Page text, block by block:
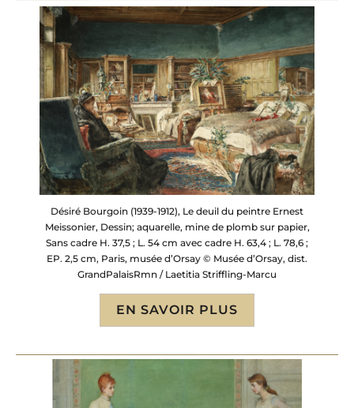
Désiré Bourgoin (1939-1912), Le deuil du peintre Ernest
Meissonier, Dessin; aquarelle, mine de plomb sur papier,
Sans cadre H. 37,5 ; L. 54 cm avec cadre H. 63,4 ; L. 78,6 ;
EP. 2,5 cm, Paris, musée d’Orsay © Musée d’Orsay, dist.
GrandPalaisRmn / Laetitia Striffling-Marcu
EN SAVOIR PLUS